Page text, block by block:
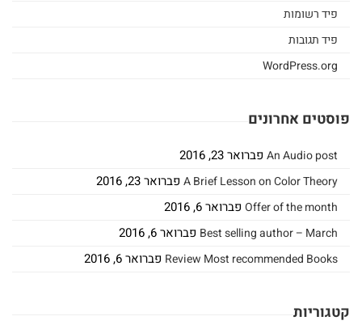
ספרי
כהן
ספרי
הרב
אברהם
וסרמן
הרב
פיד רשומות
פיד תגובות
WordPress.org
פוסטים אחרונים
An Audio post פברואר 23, 2016
A Brief Lesson on Color Theory פברואר 23, 2016
Offer of the month פברואר 6, 2016
Best selling author – March פברואר 6, 2016
Review Most recommended Books פברואר 6, 2016
קטגוריות